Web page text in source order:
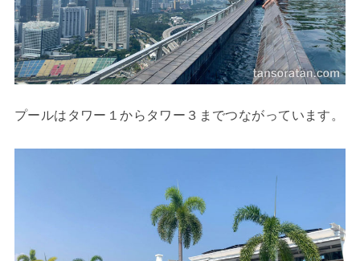
プールはタワー１からタワー３までつながっています。